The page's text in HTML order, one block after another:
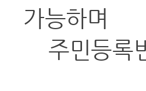
가능하며
주민등록